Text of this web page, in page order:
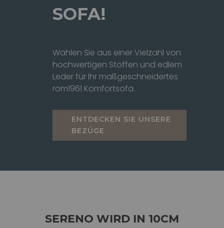
SOFA!
Wählen Sie aus einer Vielzahl von
hochwertigen Stoffen und edlem
Leder für Ihr maßgeschneidertes
rom1961 Komfortsofa.
ENTDECKEN SIE UNSERE
BEZÜGE
SERENO WIRD IN 10CM